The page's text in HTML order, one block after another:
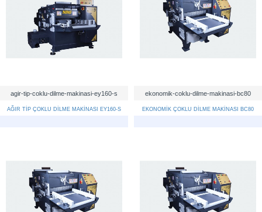
agir-tip-coklu-dilme-makinasi-ey160-s
AĞIR TİP ÇOKLU DİLME MAKİNASI EY160-S
ekonomik-coklu-dilme-makinasi-bc80
EKONOMİK ÇOKLU DİLME MAKİNASI BC80